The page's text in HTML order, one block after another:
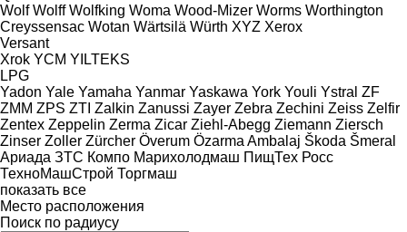
Wolf Wolff Wolfking Woma Wood-Mizer Worms Worthington
Creyssensac Wotan Wärtsilä Würth XYZ Xerox
Versant
Xrok YCM YILTEKS
LPG
Yadon Yale Yamaha Yanmar Yaskawa York Youli Ystral ZF
ZMM ZPS ZTI Zalkin Zanussi Zayer Zebra Zechini Zeiss Zelfir
Zentex Zeppelin Zerma Zicar Ziehl-Abegg Ziemann Ziersch
Zinser Zoller Zürcher Överum Özarma Ambalaj Škoda Šmeral
Ариада ЗТС Компо Марихолодмаш ПищТех Росс
ТехноМашСтрой Торгмаш
показать все
Место расположения
Поиск по радиусу